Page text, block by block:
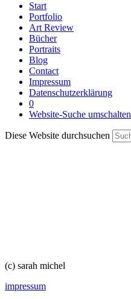
Start
Portfolio
Art Review
Bücher
Portraits
Blog
Contact
Impressum
Datenschutzerklärung
0
Website-Suche umschalten
Diese Website durchsuchen
(c) sarah michel
impressum